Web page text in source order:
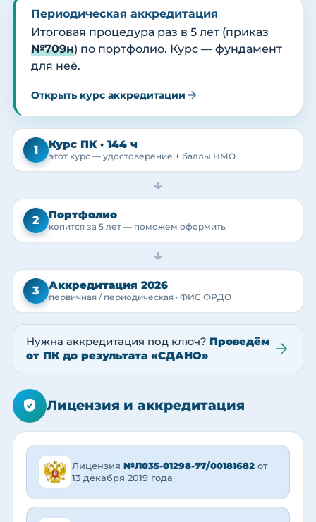
Периодическая аккредитация
Итоговая процедура раз в 5 лет (приказ
№709н) по портфолио. Курс — фундамент
для неё.
Открыть курс аккредитации
1 Курс ПК · 144 ч
этот курс — удостоверение + баллы НМО
→
2 Портфолио
копится за 5 лет — поможем оформить
→
3 Аккредитация 2026
первичная / периодическая · ФИС ФРДО
Нужна аккредитация под ключ? Проведём
от ПК до результата «СДАНО»
Лицензия и аккредитация
Лицензия №Л035-01298-77/00181682 от
13 декабря 2019 года